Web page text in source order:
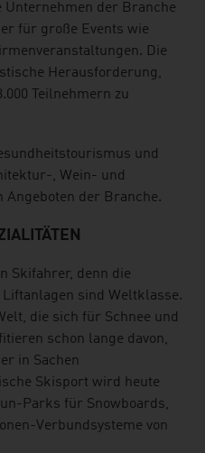
Unternehmen der Branche
für große Events wie
Die
Herausforderung,
Teilnehmern zu
und
, Wein- und
Angeboten der Branche.
Skifahrer, denn die
sind Weltklasse.
die sich für Schnee und
schon lange davon,
in Sachen
Skisport wird heute
Parks für Snowboards,
Verbundsysteme von